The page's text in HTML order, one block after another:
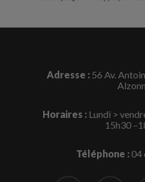
Adresse : 56 Av.
Horaires :Lundi >
15h30
Téléphone :04